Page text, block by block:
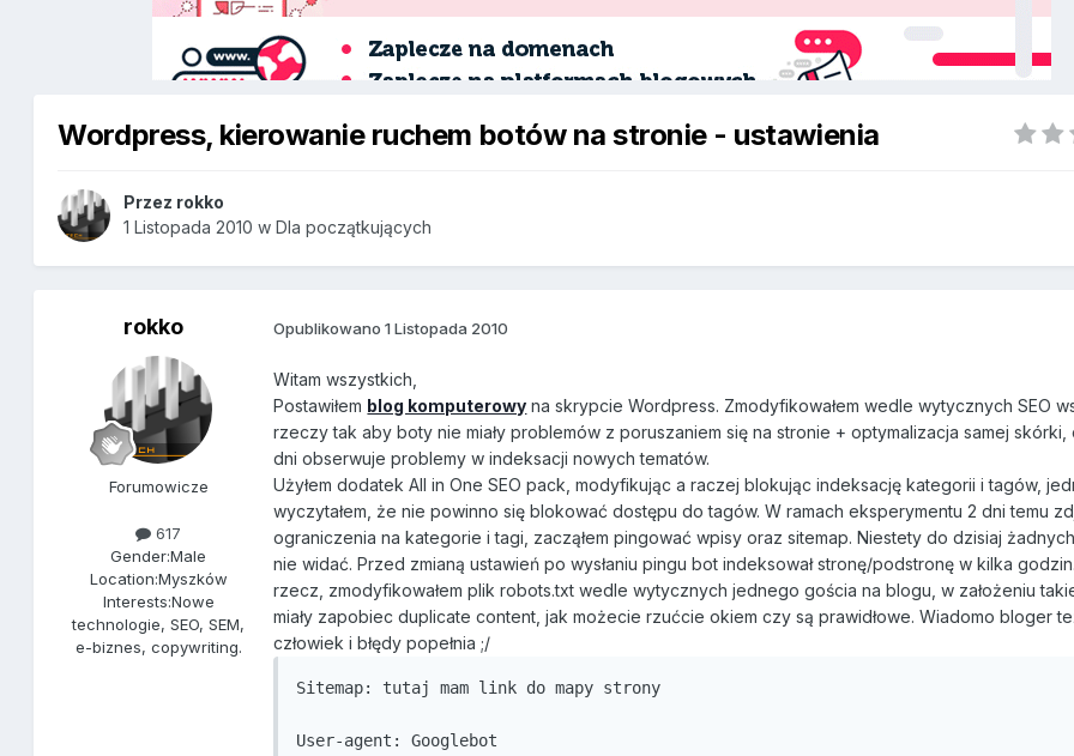
Wordpress, kierowanie ruchem botów na stronie - ustawienia
Przez rokko
1 Listopada 2010 wDla początkujących
rokko
Forumowicze
617
Gender:Male
Location:Myszków
Interests:Nowe
technologie, SEO, SEM,
e-biznes, copywriting.
Opublikowano1 Listopada 2010
Witam wszystkich,
Postawiłem blog komputerowy na skrypcie Wordpress. Zmodyfikowałem wedle wytycznych SEO
rzeczy tak aby boty nie miały problemów z poruszaniem się na stronie + optymalizacja samej skórki,
dni obserwuje problemy w indeksacji nowych tematów.
Użyłem dodatek All in One SEO pack, modyfikując a raczej blokując indeksację kategorii i tagów,
wyczytałem, że nie powinno się blokować dostępu do tagów. W ramach eksperymentu 2 dni temu
ograniczenia na kategorie i tagi, zacząłem pingować wpisy oraz sitemap. Niestety do dzisiaj
nie widać. Przed zmianą ustawień po wysłaniu pingu bot indeksował stronę/podstronę w kilka
rzecz, zmodyfikowałem plik robots.txt wedle wytycznych jednego gościa na blogu, w założeniu
miały zapobiec duplicate content, jak możecie rzućcie okiem czy są prawidłowe. Wiadomo bloger
człowiek i błędy popełnia ;/
Sitemap: tutaj mam link do mapy strony
User-agent: Googlebot